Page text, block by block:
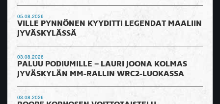
05.08.2026
VILLE PYNNÖNEN KYYDITTI LEGENDAT MAALIIN
JYVÄSKYLÄSSÄ
03.08.2026
PALUU PODIUMILLE – LAURI JOONA KOLMAS
JYVÄSKYLÄN MM-RALLIN WRC2-LUOKASSA
03.08.2026